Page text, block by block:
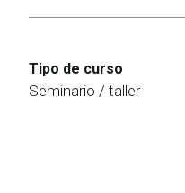
Tipo de curso
Seminario / taller